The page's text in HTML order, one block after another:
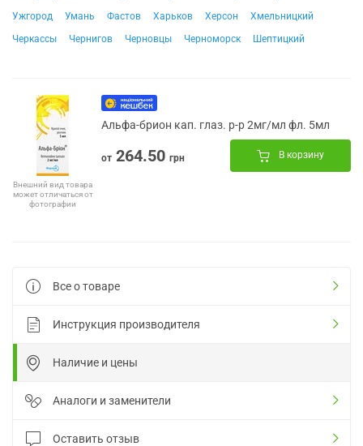
Ужгород
Умань Фастов Харьков Херсон
Хмельницкий
Черкассы
Чернигов Черновцы Черноморск Шептицкий
Внешний вид товара
может отличаться от
фотографии
Альфа-брион кап. глаз. р-р 2мг/мл фл. 5мл
от 264.50 грн В корзину
Все о товаре
Инструкция производителя
Наличие и цены
Аналоги и заменители
Оставить отзыв